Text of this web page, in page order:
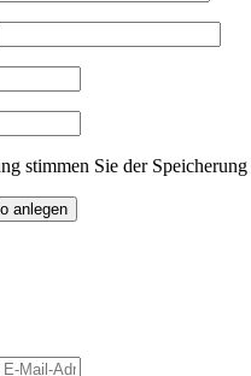
stimmen Sie der